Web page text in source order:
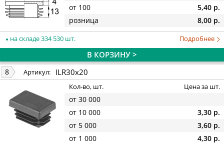
от 100
5,40 р.
розница
8,00 р.
на складе 334 530 шт. Подробнее
В КОРЗИНУ >
8 Артикул: ILR30x20
Кол-во, шт. Цена за шт.
от 30 000
от 10 000
3,30 р.
от 5 000
3,60 р.
от 1 000
4,30 р.